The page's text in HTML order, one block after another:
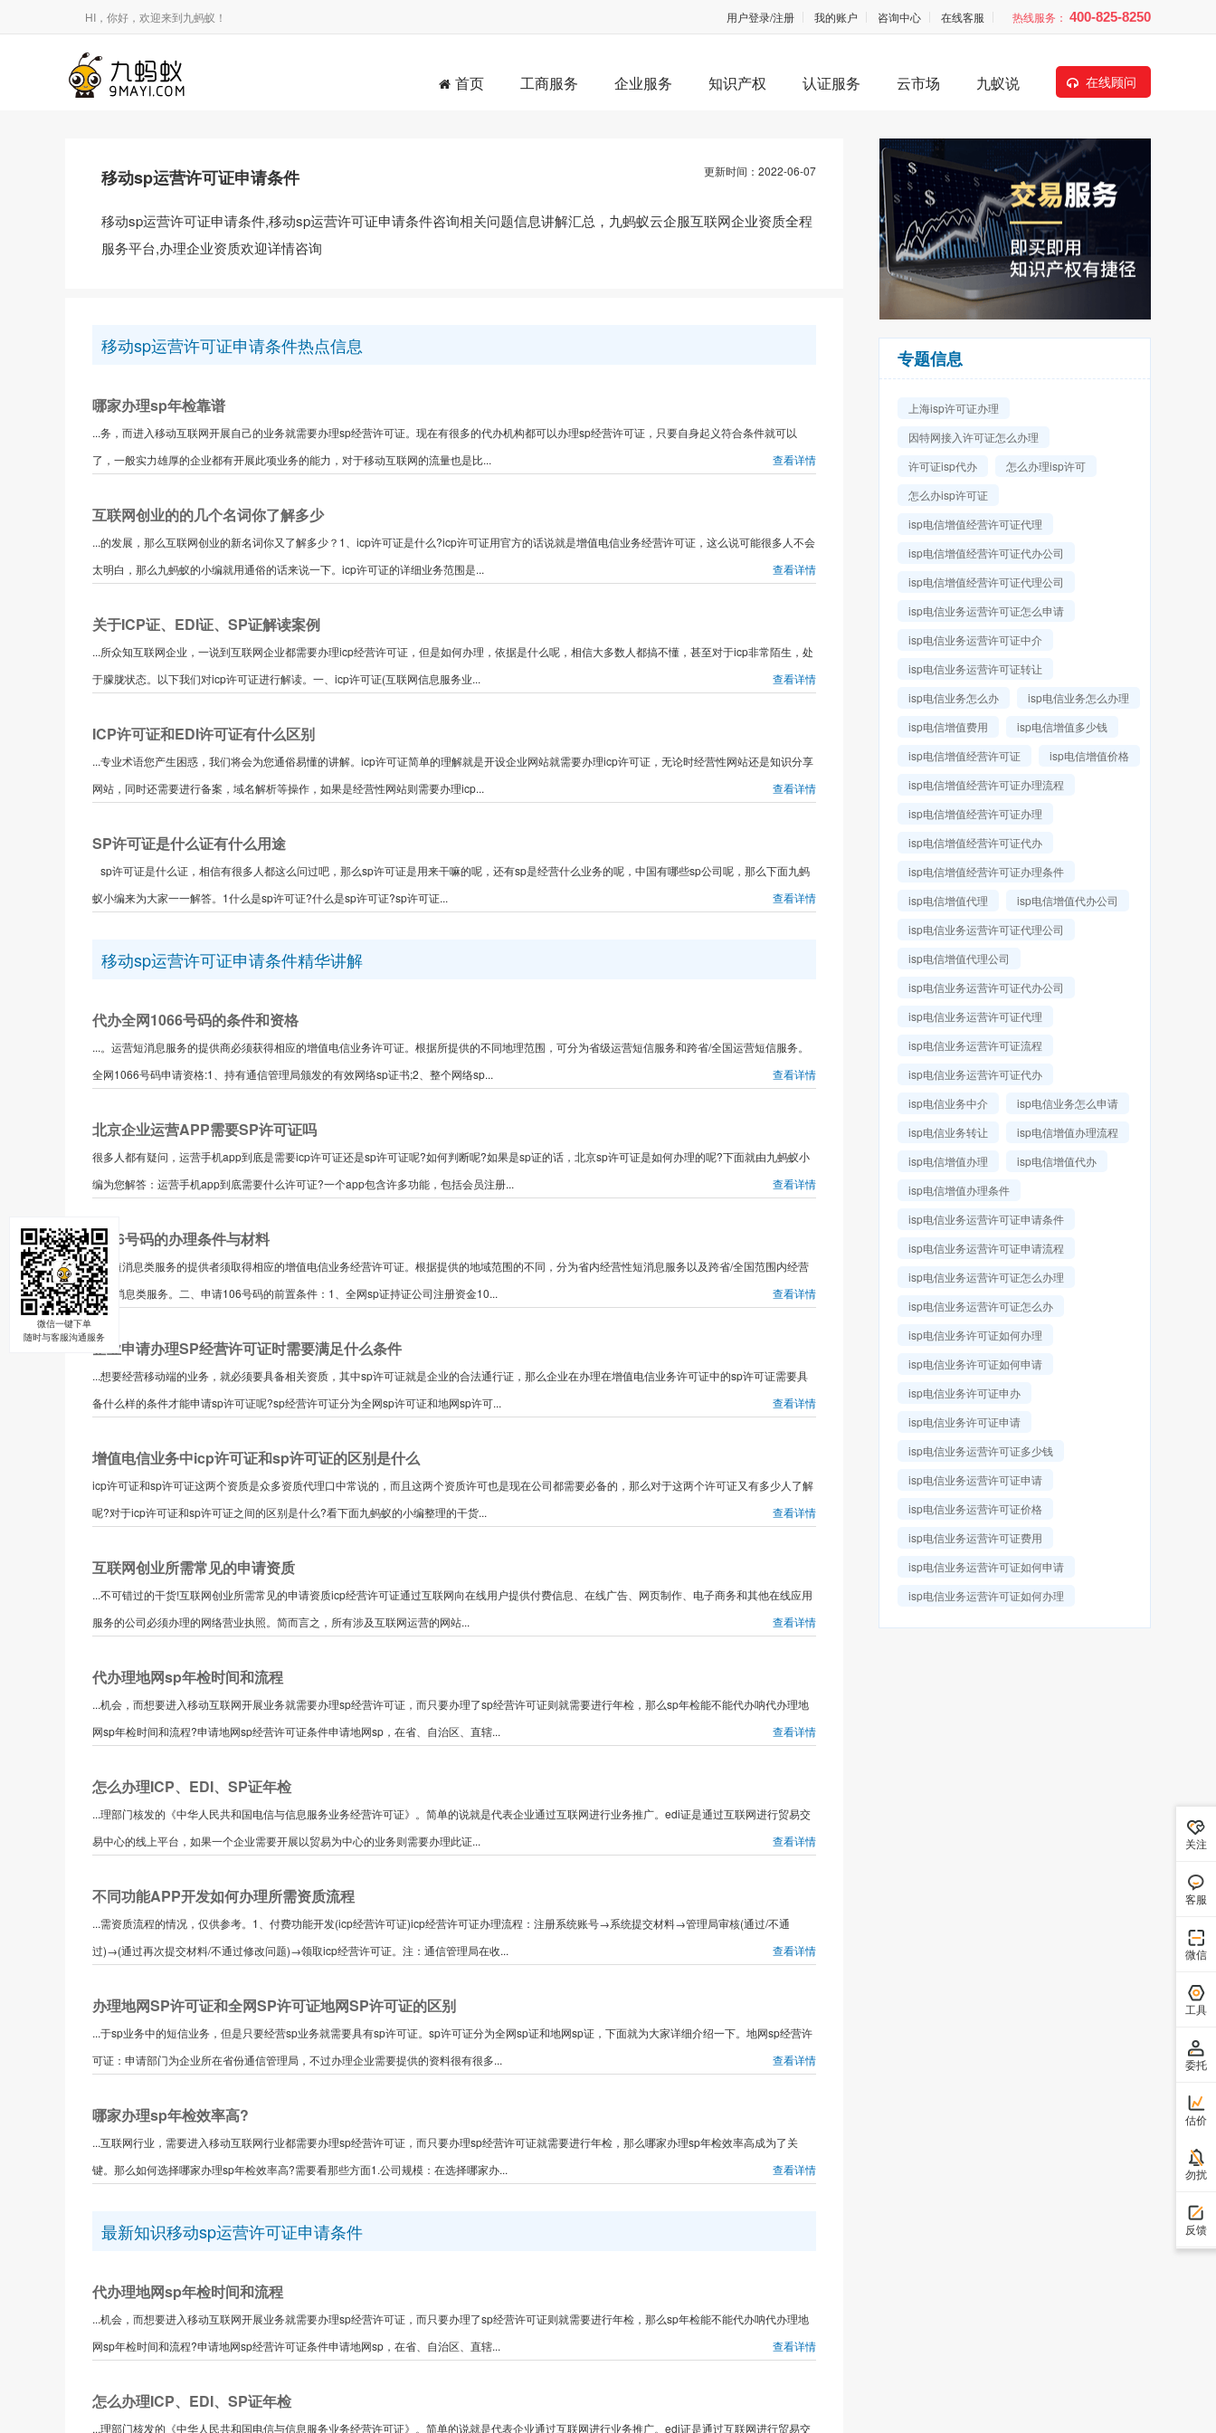
HI，你好，欢迎来到九蚂蚁！ 用户登录/注册 我的账户 咨询中心 在线客服 热线服务： 400-825-8250
在线顾问
首页 工商服务 企业服务 知识产权 认证服务 云市场 九蚁说
移动sp运营许可证申请条件 更新时间：2022-06-07
移动sp运营许可证申请条件,移动sp运营许可证申请条件咨询相关问题信息讲解汇总，九蚂蚁云企服互联网企业资质全程
服务平台,办理企业资质欢迎详情咨询
移动sp运营许可证申请条件热点信息
哪家办理sp年检靠谱
...务，而进入移动互联网开展自己的业务就需要办理sp经营许可证。现在有很多的代办机构都可以办理sp经营许可证，只要自身起义符合条件就可以
了，一般实力雄厚的企业都有开展此项业务的能力，对于移动互联网的流量也是比...
查看详情
互联网创业的的几个名词你了解多少
...的发展，那么互联网创业的新名词你又了解多少？1、icp许可证是什么?icp许可证用官方的话说就是增值电信业务经营许可证，这么说可能很多人不会
太明白，那么九蚂蚁的小编就用通俗的话来说一下。icp许可证的详细业务范围是...
查看详情
关于ICP证、EDI证、SP证解读案例
...所众知互联网企业，一说到互联网企业都需要办理icp经营许可证，但是如何办理，依据是什么呢，相信大多数人都搞不懂，甚至对于icp非常陌生，处
于朦胧状态。以下我们对icp许可证进行解读。一、icp许可证(互联网信息服务业...
查看详情
ICP许可证和EDI许可证有什么区别
...专业术语您产生困惑，我们将会为您通俗易懂的讲解。icp许可证简单的理解就是开设企业网站就需要办理icp许可证，无论时经营性网站还是知识分享
网站，同时还需要进行备案，域名解析等操作，如果是经营性网站则需要办理icp...
查看详情
SP许可证是什么证有什么用途
sp许可证是什么证，相信有很多人都这么问过吧，那么sp许可证是用来干嘛的呢，还有sp是经营什么业务的呢，中国有哪些sp公司呢，那么下面九蚂
蚁小编来为大家一一解答。1什么是sp许可证?什么是sp许可证?sp许可证...
查看详情
移动sp运营许可证申请条件精华讲解
代办全网1066号码的条件和资格
...。运营短消息服务的提供商必须获得相应的增值电信业务许可证。根据所提供的不同地理范围，可分为省级运营短信服务和跨省/全国运营短信服务。
全网1066号码申请资格:1、持有通信管理局颁发的有效网络sp证书;2、整个网络sp...
查看详情
北京企业运营APP需要SP许可证吗
很多人都有疑问，运营手机app到底是需要icp许可证还是sp许可证呢?如何判断呢?如果是sp证的话，北京sp许可证是如何办理的呢?下面就由九蚂蚁小
编为您解答：运营手机app到底需要什么许可证?一个app包含许多功能，包括会员注册...
查看详情
1066号码的办理条件与材料
...性短消息类服务的提供者须取得相应的增值电信业务经营许可证。根据提供的地域范围的不同，分为省内经营性短消息服务以及跨省/全国范围内经营
性短消息类服务。二、申请106号码的前置条件：1、全网sp证持证公司注册资金10...
查看详情
企业申请办理SP经营许可证时需要满足什么条件
...想要经营移动端的业务，就必须要具备相关资质，其中sp许可证就是企业的合法通行证，那么企业在办理在增值电信业务许可证中的sp许可证需要具
备什么样的条件才能申请sp许可证呢?sp经营许可证分为全网sp许可证和地网sp许可...
查看详情
增值电信业务中icp许可证和sp许可证的区别是什么
icp许可证和sp许可证这两个资质是众多资质代理口中常说的，而且这两个资质许可也是现在公司都需要必备的，那么对于这两个许可证又有多少人了解
呢?对于icp许可证和sp许可证之间的区别是什么?看下面九蚂蚁的小编整理的干货...
查看详情
互联网创业所需常见的申请资质
...不可错过的干货!互联网创业所需常见的申请资质icp经营许可证通过互联网向在线用户提供付费信息、在线广告、网页制作、电子商务和其他在线应用
服务的公司必须办理的网络营业执照。简而言之，所有涉及互联网运营的网站...
查看详情
代办理地网sp年检时间和流程
...机会，而想要进入移动互联网开展业务就需要办理sp经营许可证，而只要办理了sp经营许可证则就需要进行年检，那么sp年检能不能代办呐代办理地
网sp年检时间和流程?申请地网sp经营许可证条件申请地网sp，在省、自治区、直辖...
查看详情
怎么办理ICP、EDI、SP证年检
...理部门核发的《中华人民共和国电信与信息服务业务经营许可证》。简单的说就是代表企业通过互联网进行业务推广。edi证是通过互联网进行贸易交
易中心的线上平台，如果一个企业需要开展以贸易为中心的业务则需要办理此证...
查看详情
不同功能APP开发如何办理所需资质流程
...需资质流程的情况，仅供参考。1、付费功能开发(icp经营许可证)icp经营许可证办理流程：注册系统账号→系统提交材料→管理局审核(通过/不通
过)→(通过再次提交材料/不通过修改问题)→领取icp经营许可证。注：通信管理局在收...
查看详情
办理地网SP许可证和全网SP许可证地网SP许可证的区别
...于sp业务中的短信业务，但是只要经营sp业务就需要具有sp许可证。sp许可证分为全网sp证和地网sp证，下面就为大家详细介绍一下。地网sp经营许
可证：申请部门为企业所在省份通信管理局，不过办理企业需要提供的资料很有很多...
查看详情
哪家办理sp年检效率高?
...互联网行业，需要进入移动互联网行业都需要办理sp经营许可证，而只要办理sp经营许可证就需要进行年检，那么哪家办理sp年检效率高成为了关
键。那么如何选择哪家办理sp年检效率高?需要看那些方面1.公司规模：在选择哪家办...
查看详情
最新知识移动sp运营许可证申请条件
代办理地网sp年检时间和流程
...机会，而想要进入移动互联网开展业务就需要办理sp经营许可证，而只要办理了sp经营许可证则就需要进行年检，那么sp年检能不能代办呐代办理地
网sp年检时间和流程?申请地网sp经营许可证条件申请地网sp，在省、自治区、直辖...
查看详情
怎么办理ICP、EDI、SP证年检
...理部门核发的《中华人民共和国电信与信息服务业务经营许可证》。简单的说就是代表企业通过互联网进行业务推广。edi证是通过互联网进行贸易交
专题信息
上海isp许可证办理
因特网接入许可证怎么办理
许可证isp代办
怎么办理isp许可
怎么办isp许可证
isp电信增值经营许可证代理
isp电信增值经营许可证代办公司
isp电信增值经营许可证代理公司
isp电信业务运营许可证怎么申请
isp电信业务运营许可证中介
isp电信业务运营许可证转让
isp电信业务怎么办
isp电信业务怎么办理
isp电信增值费用
isp电信增值多少钱
isp电信增值经营许可证
isp电信增值价格
isp电信增值经营许可证办理流程
isp电信增值经营许可证办理
isp电信增值经营许可证代办
isp电信增值经营许可证办理条件
isp电信增值代理
isp电信增值代办公司
isp电信业务运营许可证代理公司
isp电信增值代理公司
isp电信业务运营许可证代办公司
isp电信业务运营许可证代理
isp电信业务运营许可证流程
isp电信业务运营许可证代办
isp电信业务中介
isp电信业务怎么申请
isp电信业务转让
isp电信增值办理流程
isp电信增值办理
isp电信增值代办
isp电信增值办理条件
isp电信业务运营许可证申请条件
isp电信业务运营许可证申请流程
isp电信业务运营许可证怎么办理
isp电信业务运营许可证怎么办
isp电信业务许可证如何办理
isp电信业务许可证如何申请
isp电信业务许可证申办
isp电信业务许可证申请
isp电信业务运营许可证多少钱
isp电信业务运营许可证申请
isp电信业务运营许可证价格
isp电信业务运营许可证费用
isp电信业务运营许可证如何申请
isp电信业务运营许可证如何办理
微信一键下单
随时与客服沟通服务
关注
客服
微信
工具
委托
估价
勿扰
反馈